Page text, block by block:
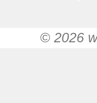
© 2026